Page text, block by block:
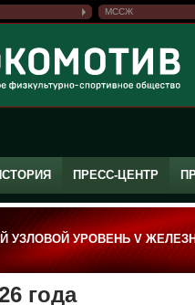
МССЖ
ПРЕСС-ЦЕНТР
УЗЛОВОЙ УРОВЕНЬ V
года